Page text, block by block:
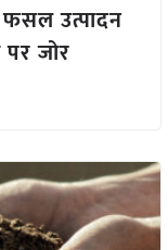
फसल उत्पादन
पर जोर